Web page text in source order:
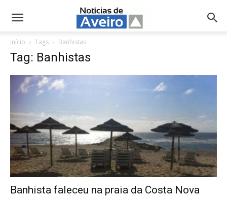
NotíciasdeAveiro.pt
Início Tags Banhistas
Tag: Banhistas
Banhista faleceu na praia da Costa Nova